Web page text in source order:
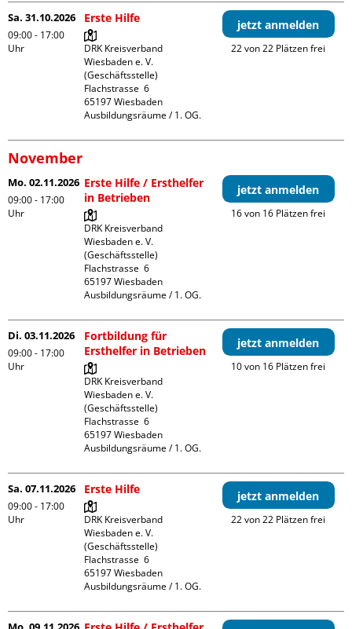
Sa. 31.10.2026
09:00 - 17:00
Uhr
Erste Hilfe
DRK Kreisverband
Wiesbaden e. V.
(Geschäftsstelle)
Flachstrasse  6
65197 Wiesbaden
Ausbildungsräume / 1. OG.
jetzt anmelden
22 von 22 Plätzen frei
November
Mo. 02.11.2026
09:00 - 17:00
Uhr
Erste Hilfe / Ersthelfer
in Betrieben
DRK Kreisverband
Wiesbaden e. V.
(Geschäftsstelle)
Flachstrasse  6
65197 Wiesbaden
Ausbildungsräume / 1. OG.
jetzt anmelden
16 von 16 Plätzen frei
Di. 03.11.2026
09:00 - 17:00
Uhr
Fortbildung für
Ersthelfer in Betrieben
DRK Kreisverband
Wiesbaden e. V.
(Geschäftsstelle)
Flachstrasse  6
65197 Wiesbaden
Ausbildungsräume / 1. OG.
jetzt anmelden
10 von 16 Plätzen frei
Sa. 07.11.2026
09:00 - 17:00
Uhr
Erste Hilfe
DRK Kreisverband
Wiesbaden e. V.
(Geschäftsstelle)
Flachstrasse  6
65197 Wiesbaden
Ausbildungsräume / 1. OG.
jetzt anmelden
22 von 22 Plätzen frei